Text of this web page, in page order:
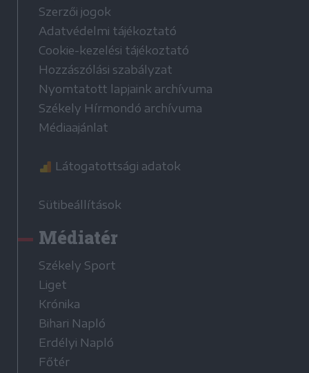
Szerzői jogok
Adatvédelmi tájékoztató
Cookie-kezelési tájékoztató
Hozzászólási szabályzat
Nyomtatott lapjaink archívuma
Székely Hírmondó archívuma
Médiaajánlat
Látogatottsági adatok
Sütibeállítások
Médiatér
Székely Sport
Liget
Krónika
Bihari Napló
Erdélyi Napló
Főtér